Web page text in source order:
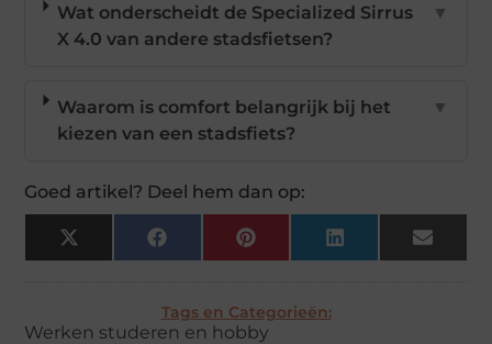
Wat onderscheidt de Specialized Sirrus
X 4.0 van andere stadsfietsen?
▼
Waarom is comfort belangrijk bij het
kiezen van een stadsfiets?
▼
Goed artikel? Deel hem dan op:
X
(Twitter)
FacebookPinterestLinkedIn Email
Tags en Categorieën:
Werken studeren en hobby